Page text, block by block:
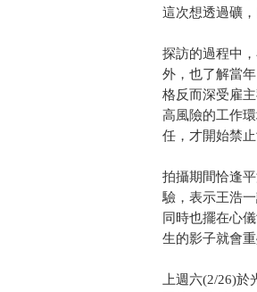
這次想透過礦
探訪的過程中
外，也了解當
格反而深受雇
高風險的工作
任，才開始禁
拍攝期間恰逢
驗，表示王浩
同時也擺在心
生的影子就會重
上週六(2/26)